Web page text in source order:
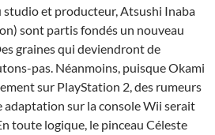
studio et producteur, Atsushi Inaba
sont partis fondés un nouveau
graines qui deviendront de
pas. Néanmoins, puisque Okami
sur PlayStation 2, des rumeurs
adaptation sur la console Wii serait
toute logique, le pinceau Céleste